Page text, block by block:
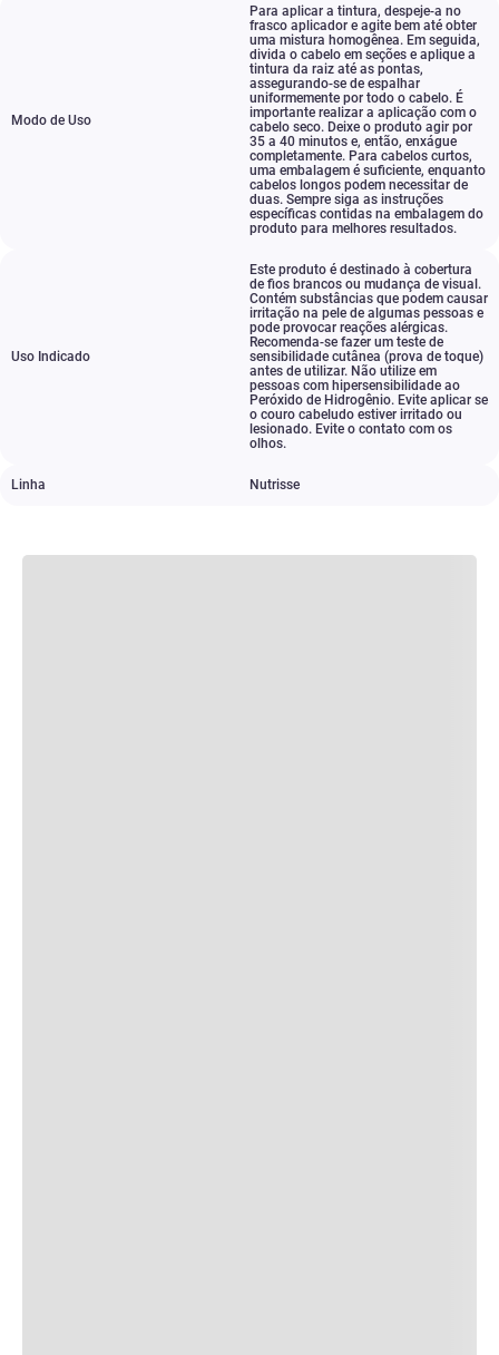
Modo de Uso
Para aplicar a tintura, despeje-a no
frasco aplicador e agite bem até obter
uma mistura homogênea. Em seguida,
divida o cabelo em seções e aplique a
tintura da raiz até as pontas,
assegurando-se de espalhar
uniformemente por todo o cabelo. É
importante realizar a aplicação com o
cabelo seco. Deixe o produto agir por
35 a 40 minutos e, então, enxágue
completamente. Para cabelos curtos,
uma embalagem é suficiente, enquanto
cabelos longos podem necessitar de
duas. Sempre siga as instruções
específicas contidas na embalagem do
produto para melhores resultados.
Uso Indicado
Este produto é destinado à cobertura
de fios brancos ou mudança de visual.
Contém substâncias que podem causar
irritação na pele de algumas pessoas e
pode provocar reações alérgicas.
Recomenda-se fazer um teste de
sensibilidade cutânea (prova de toque)
antes de utilizar. Não utilize em
pessoas com hipersensibilidade ao
Peróxido de Hidrogênio. Evite aplicar se
o couro cabeludo estiver irritado ou
lesionado. Evite o contato com os
olhos.
Linha Nutrisse